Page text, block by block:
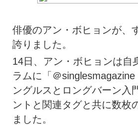
俳優のアン・ボヒョンが、
誇りました。
14日、アン・ボヒョンは自
ラムに「＠
ングルスとロングバーン入
ントと関連タグと共に数枚
ました。